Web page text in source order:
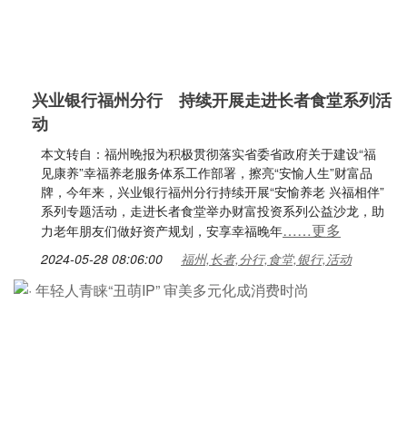
兴业银行福州分行 持续开展走进长者食堂系列活
动
本文转自：福州晚报为积极贯彻落实省委省政府关于建设“福
见康养”幸福养老服务体系工作部署，擦亮“安愉人生”财富品
牌，今年来，兴业银行福州分行持续开展“安愉养老 兴福相伴”
系列专题活动，走进长者食堂举办财富投资系列公益沙龙，助
力老年朋友们做好资产规划，安享幸福晚年……更多
2024-05-28 08:06:00 福州,长者,分行,食堂,银行,活动